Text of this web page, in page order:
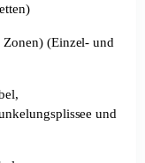
(Einzel- und
und